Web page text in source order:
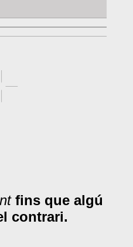
fins que algú
contrari.